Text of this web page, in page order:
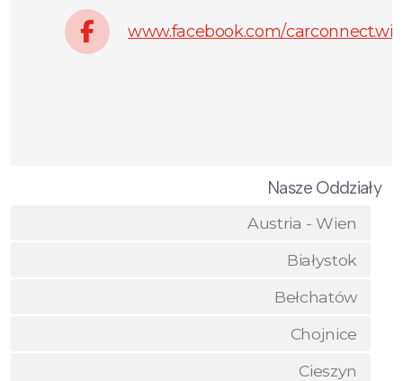
www.facebook.com/
Nasze Oddziały
Austria - Wien
Białystok
Bełchatów
Chojnice
Cieszyn